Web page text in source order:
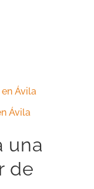
Ávila
Ávila
una
de